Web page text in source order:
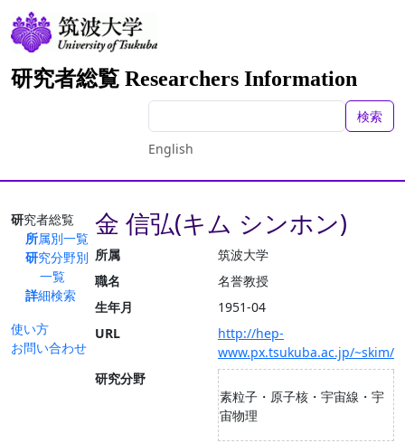
研究者総覧 Researchers Information
検索
English
研究者総覧
所属別一覧
研究分野別
一覧
詳細検索
使い方
お問い合わせ
金 信弘(キム シンホン)
所属
筑波大学
職名
名誉教授
生年月
1951-04
URL
http://hep-
www.px.tsukuba.ac.jp/~skim/
研究分野
素粒子・原子核・宇宙線・宇
宙物理